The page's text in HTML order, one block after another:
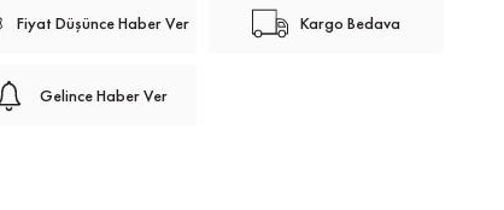
Fiyat Düşünce Haber Ver Kargo Bedava
Gelince Haber Ver